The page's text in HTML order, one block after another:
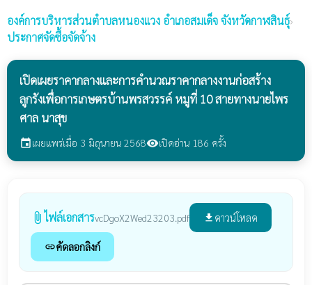
องค์การบริหารส่วนตำบลหนองแวง อำเภอสมเด็จ จังหวัดกาฬสินธุ์›
ประกาศจัดซื้อจัดจ้าง
เปิดเผยราคากลางและการคำนวณราคากลางงานก่อสร้าง
ลูกรังเพื่อการเกษตรบ้านพรสวรรค์ หมูที่ 10 สายทางนายไพร
ศาล นาสุข
eventเผยแพร่เมื่อ 3 มิถุนายน 2568visibilityเปิดอ่าน 186 ครั้ง
attach_file ไฟล์เอกสารvcDgoX2Wed23203.pdf file_download ดาวน์โหลด
linkคัดลอกลิงก์